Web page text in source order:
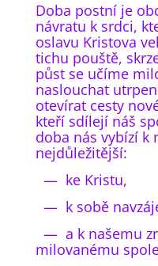
Doba postní je
návratu k srdci,
oslavu Kristova
tichu pouště,
půst se učíme
naslouchat
otevírat cesty
kteří sdílejí náš
doba nás vybízí k
nejdůležitější:
— ke Kristu,
— k sobě
— a k našemu
milovanému